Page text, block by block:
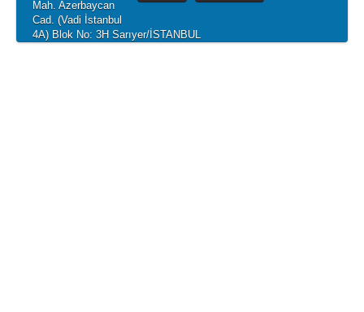
Mah. Azerbaycan
Cad. (Vadi İstanbul
4A) Blok No: 3H Sarıyer/İSTANBUL